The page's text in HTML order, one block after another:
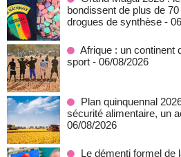
bondissent de plus de
drogues de synthèse -
Afrique : un continent
sport - 06/08/2026
Plan quinquennal
sécurité alimentaire, un
06/08/2026
Le démenti formel de